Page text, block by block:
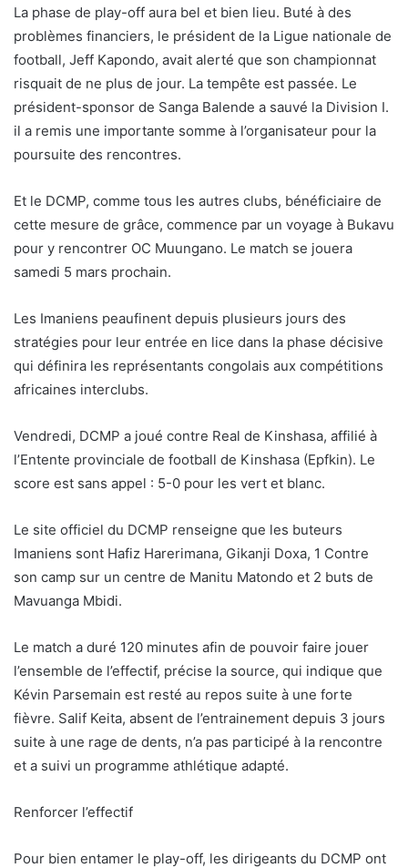
La phase de play-off aura bel et bien lieu. Buté à des
problèmes financiers, le président de la Ligue nationale de
football, Jeff Kapondo, avait alerté que son championnat
risquait de ne plus de jour. La tempête est passée. Le
président-sponsor de Sanga Balende a sauvé la Division I.
il a remis une importante somme à l’organisateur pour la
poursuite des rencontres.
Et le DCMP, comme tous les autres clubs, bénéficiaire de
cette mesure de grâce, commence par un voyage à Bukavu
pour y rencontrer OC Muungano. Le match se jouera
samedi 5 mars prochain.
Les Imaniens peaufinent depuis plusieurs jours des
stratégies pour leur entrée en lice dans la phase décisive
qui définira les représentants congolais aux compétitions
africaines interclubs.
Vendredi, DCMP a joué contre Real de Kinshasa, affilié à
l’Entente provinciale de football de Kinshasa (Epfkin). Le
score est sans appel : 5-0 pour les vert et blanc.
Le site officiel du DCMP renseigne que les buteurs
Imaniens sont Hafiz Harerimana, Gikanji Doxa, 1 Contre
son camp sur un centre de Manitu Matondo et 2 buts de
Mavuanga Mbidi.
Le match a duré 120 minutes afin de pouvoir faire jouer
l’ensemble de l’effectif, précise la source, qui indique que
Kévin Parsemain est resté au repos suite à une forte
fièvre. Salif Keita, absent de l’entrainement depuis 3 jours
suite à une rage de dents, n’a pas participé à la rencontre
et a suivi un programme athlétique adapté.
Renforcer l’effectif
Pour bien entamer le play-off, les dirigeants du DCMP ont